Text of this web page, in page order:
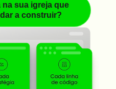
na sua igreja que
a construir?